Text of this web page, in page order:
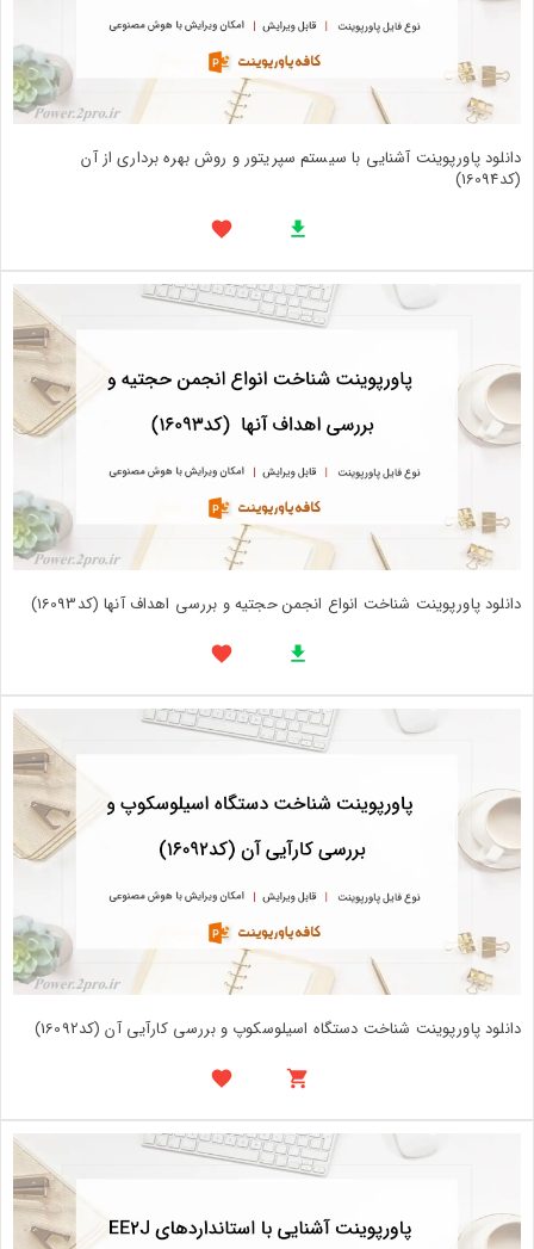
دانلود پاورپوینت آشنایی با سیستم سپریتور و روش بهره برداری از آن
(کد16094)
دانلود پاورپوینت شناخت انواع انجمن حجتیه و بررسی اهداف آنها (کد16093)
دانلود پاورپوینت شناخت دستگاه اسیلوسکوپ و بررسی کارآیی آن (کد16092)